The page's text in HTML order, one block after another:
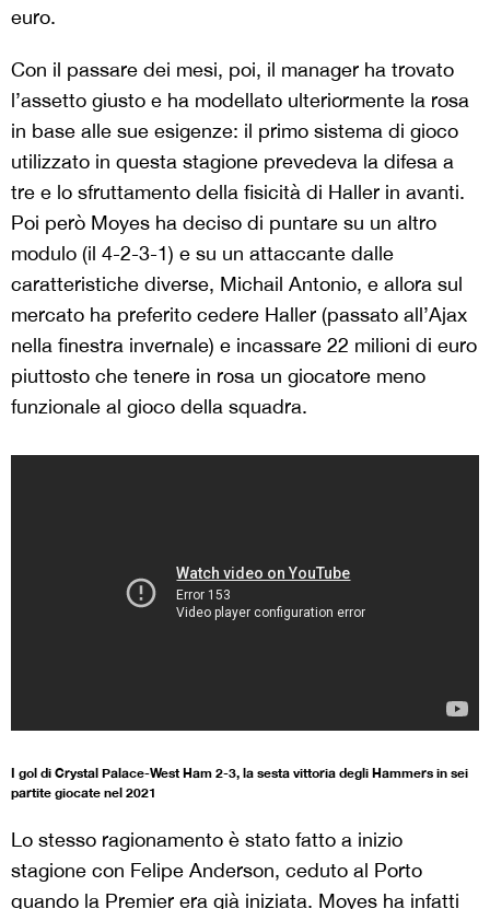
euro.
Con il passare dei mesi, poi, il manager ha trovato
l’assetto giusto e ha modellato ulteriormente la rosa
in base alle sue esigenze: il primo sistema di gioco
utilizzato in questa stagione prevedeva la difesa a
tre e lo sfruttamento della fisicità di Haller in avanti.
Poi però Moyes ha deciso di puntare su un altro
modulo (il 4-2-3-1) e su un attaccante dalle
caratteristiche diverse, Michail Antonio, e allora sul
mercato ha preferito cedere Haller (passato all’Ajax
nella finestra invernale) e incassare 22 milioni di euro
piuttosto che tenere in rosa un giocatore meno
funzionale al gioco della squadra.
I gol di Crystal Palace-West Ham 2-3, la sesta vittoria degli Hammers in sei
partite giocate nel 2021
Lo stesso ragionamento è stato fatto a inizio
stagione con Felipe Anderson, ceduto al Porto
quando la Premier era già iniziata. Moyes ha infatti